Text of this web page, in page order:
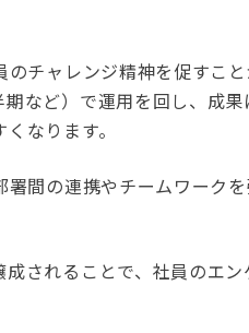
チャレンジ精神を促すこ
など）で運用を回し、成
なります。
間の連携やチームワーク
されることで、社員のエ